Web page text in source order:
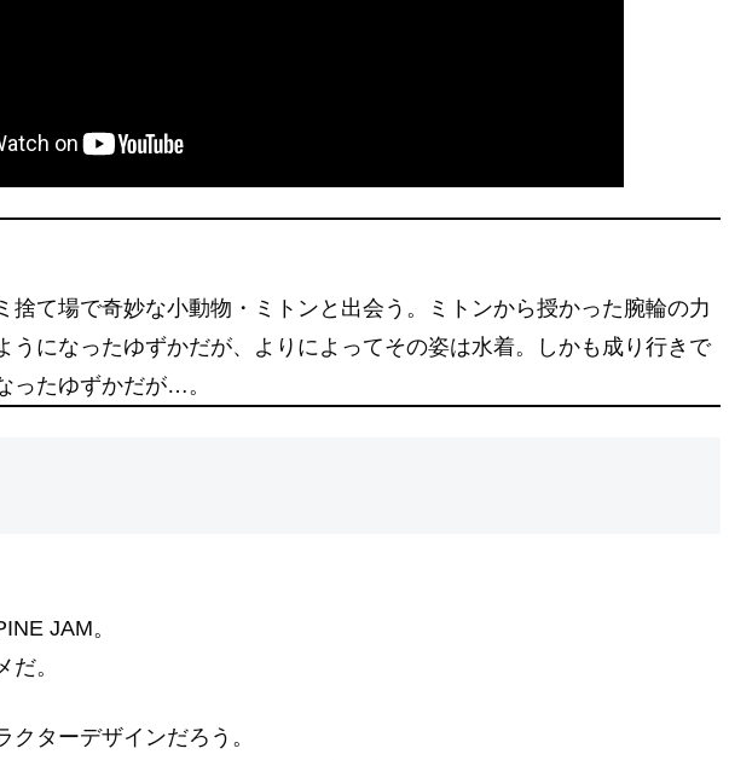
捨て場で奇妙な小動物・ミトンと出会う。ミトンから授かった腕輪の力
うになったゆずかだが、よりによってその姿は水着。しかも成り行きで
ったゆずかだが…。
JAM。
だ。
クターデザインだろう。